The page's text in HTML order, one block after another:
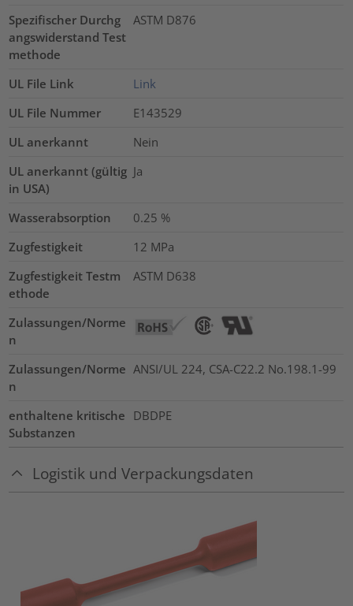
Spezifischer Durchg
angswiderstand Test
methode
ASTM D876
UL File Link
Link
UL File Nummer
E143529
UL anerkannt
Nein
UL anerkannt (gültig
in USA)
Ja
Wasserabsorption 0.25 %
Zugfestigkeit
12 MPa
Zugfestigkeit Testm
ethode
ASTM D638
Zulassungen/Norme
n
Zulassungen/Norme
n
ANSI/UL 224, CSA-C22.2 No.198.1-99
enthaltene kritische
Substanzen
DBDPE
Logistik und Verpackungsdaten